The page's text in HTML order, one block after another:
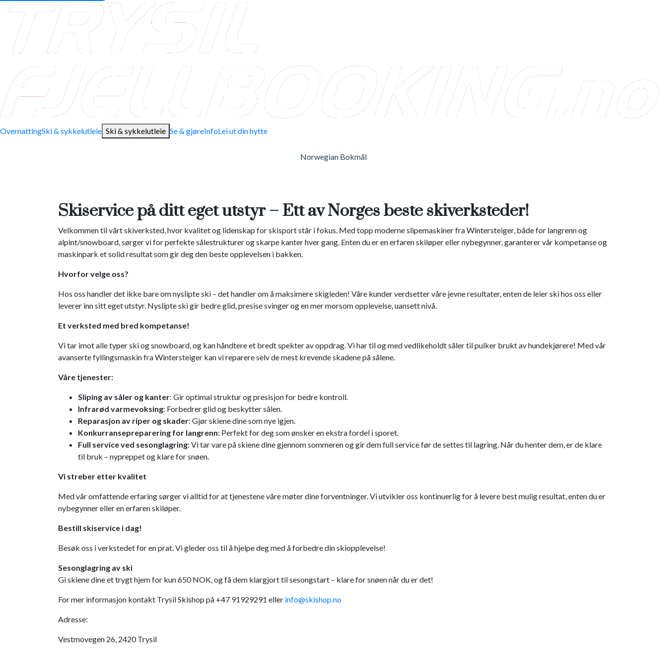
OvernattingSki & sykkelutleie Ski & sykkelutleie Se & gjøreInfoLei ut din hytte
Norwegian Bokmål
Skiservice på ditt eget utstyr – Ett av Norges beste skiverksteder!
Velkommen til vårt skiverksted, hvor kvalitet og lidenskap for skisport står i fokus. Med topp moderne slipemaskiner fra Wintersteiger, både for langrenn og
alpint/snowboard, sørger vi for perfekte sålestrukturer og skarpe kanter hver gang. Enten du er en erfaren skiløper eller nybegynner, garanterer vår kompetanse og
maskinpark et solid resultat som gir deg den beste opplevelsen i bakken.
Hvorfor velge oss?
Hos oss handler det ikke bare om nyslipte ski – det handler om å maksimere skigleden! Våre kunder verdsetter våre jevne resultater, enten de leier ski hos oss eller
leverer inn sitt eget utstyr. Nyslipte ski gir bedre glid, presise svinger og en mer morsom opplevelse, uansett nivå.
Et verksted med bred kompetanse!
Vi tar imot alle typer ski og snowboard, og kan håndtere et bredt spekter av oppdrag. Vi har til og med vedlikeholdt såler til pulker brukt av hundekjørere! Med vår
avanserte fyllingsmaskin fra Wintersteiger kan vi reparere selv de mest krevende skadene på sålene.
Våre tjenester:
Sliping av såler og kanter: Gir optimal struktur og presisjon for bedre kontroll.
Infrarød varmevoksing: Forbedrer glid og beskytter sålen.
Reparasjon av riper og skader: Gjør skiene dine som nye igjen.
Konkurransepreparering for langrenn: Perfekt for deg som ønsker en ekstra fordel i sporet.
Full service ved sesonglagring: Vi tar vare på skiene dine gjennom sommeren og gir dem full service før de settes til lagring. Når du henter dem, er de klare
til bruk – nypreppet og klare for snøen.
Vi streber etter kvalitet
Med vår omfattende erfaring sørger vi alltid for at tjenestene våre møter dine forventninger. Vi utvikler oss kontinuerlig for å levere best mulig resultat, enten du er
nybegynner eller en erfaren skiløper.
Bestill skiservice i dag!
Besøk oss i verkstedet for en prat. Vi gleder oss til å hjelpe deg med å forbedre din skiopplevelse!
Sesonglagring av ski
Gi skiene dine et trygt hjem for kun 650 NOK, og få dem klargjort til sesongstart – klare for snøen når du er det!
For mer informasjon kontakt Trysil Skishop på +47 91929291 eller info@skishop.no
Adresse:
Vestmovegen 26, 2420 Trysil